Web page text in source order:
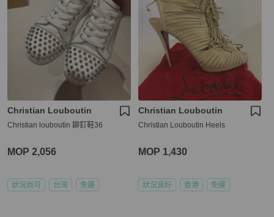
Christian Louboutin
Christian louboutin 鉚釘鞋36
MOP 2,056
狀況尚可 台灣 免運
Christian Louboutin
Christian Louboutin Heels
MOP 1,430
狀況良好 香港 免運